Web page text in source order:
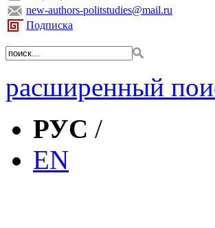
new-authors-politstudies@mail.ru
Подписка
расширенный
РУС /
EN